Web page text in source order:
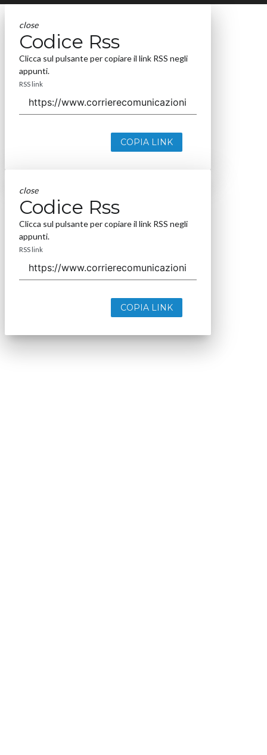
close
Codice Rss
Clicca sul pulsante per copiare il link RSS negli
appunti.
RSS link
COPIA LINK
close
Codice Rss
Clicca sul pulsante per copiare il link RSS negli
appunti.
RSS link
COPIA LINK